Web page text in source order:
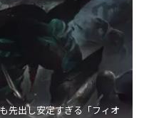
先出し安定すぎる「フィオ